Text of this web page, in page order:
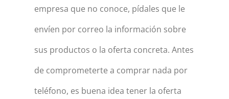
empresa que no conoce, pídales que le
envíen por correo la información sobre
sus productos o la oferta concreta. Antes
de comprometerte a comprar nada por
teléfono, es buena idea tener la oferta